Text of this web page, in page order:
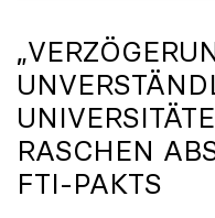
RASCHEN
FTI-PAKTS